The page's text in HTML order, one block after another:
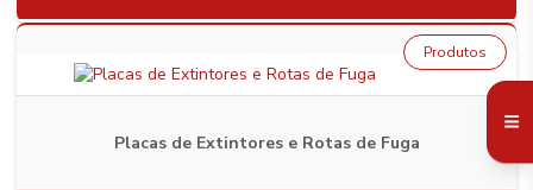
Placas de Extintores e Rotas de Fuga
Produtos